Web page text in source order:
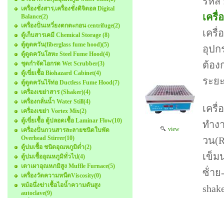
เครื่องชั่งสาร,เครื่องชั่งดิจิตอล Digital
Balance(2)
เครื่องปั่นเหวี่ยงตกตะกอน centrifuge(2)
ตู้เก็บสารเคมี Chemical Storage (8)
ตู้ดูดควัน(fiberglass fume hood)(5)
ตู้ดูดควันโลหะ Steel Fume Hood(4)
ชุดกําจัดไอกรด Wet Scrubber(3)
ตู้เขี่ยเชื้อ Biohazard Cabinet(4)
ตู้ดูดควันไร้ท่อ Ductless Fume Hood(7)
เครื่องเขย่าสาร (Shaker)(4)
เครื่องกลั่นน้ำ Water Still(4)
เครื่องเขย่า Vortex Mix(2)
ตู้เขี่ยเชื้อ ตู้ปลอดเชื้อ Laminar Flow(10)
เครื่องปั่นกวนสารละลายชนิดใบพัด
Overhead Stirrer(10)
ตู้บ่มเชื้อ ชนิดอุณหภูมิต่ำ(2)
ตู้บ่มเชื้ออุณหภูมิทั่วไป(4)
เตาเผาอุณหภมิสูง Muffle Furnace(5)
เครื่องวัดความหนืดViscosity(0)
หม้อนึ่งฆ่าเชื้อไอน้ำความดันสูง
autoclave(9)
view
เครื่
เครื่
อุปก
ต้อง
ระย
เครื่
ทำง
วน
เข็ม
ซ้่าย-